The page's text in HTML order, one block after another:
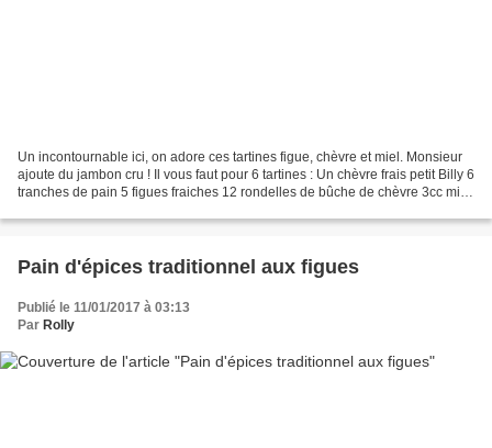
Un incontournable ici, on adore ces tartines figue, chèvre et miel. Monsieur
ajoute du jambon cru ! Il vous faut pour 6 tartines : Un chèvre frais petit Billy 6
tranches de pain 5 figues fraiches 12 rondelles de bûche de chèvre 3cc miel
Pain d'épices traditionnel aux figues
Publié le 11/01/2017 à 03:13
Par Rolly